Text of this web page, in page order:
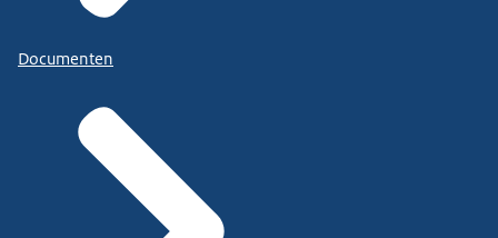
Documenten